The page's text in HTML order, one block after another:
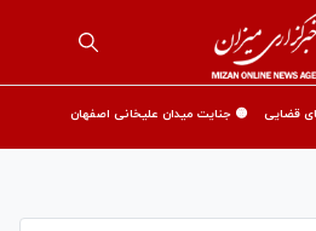
قضایی 🟡 جنایت میدان علیخانی اصفهان